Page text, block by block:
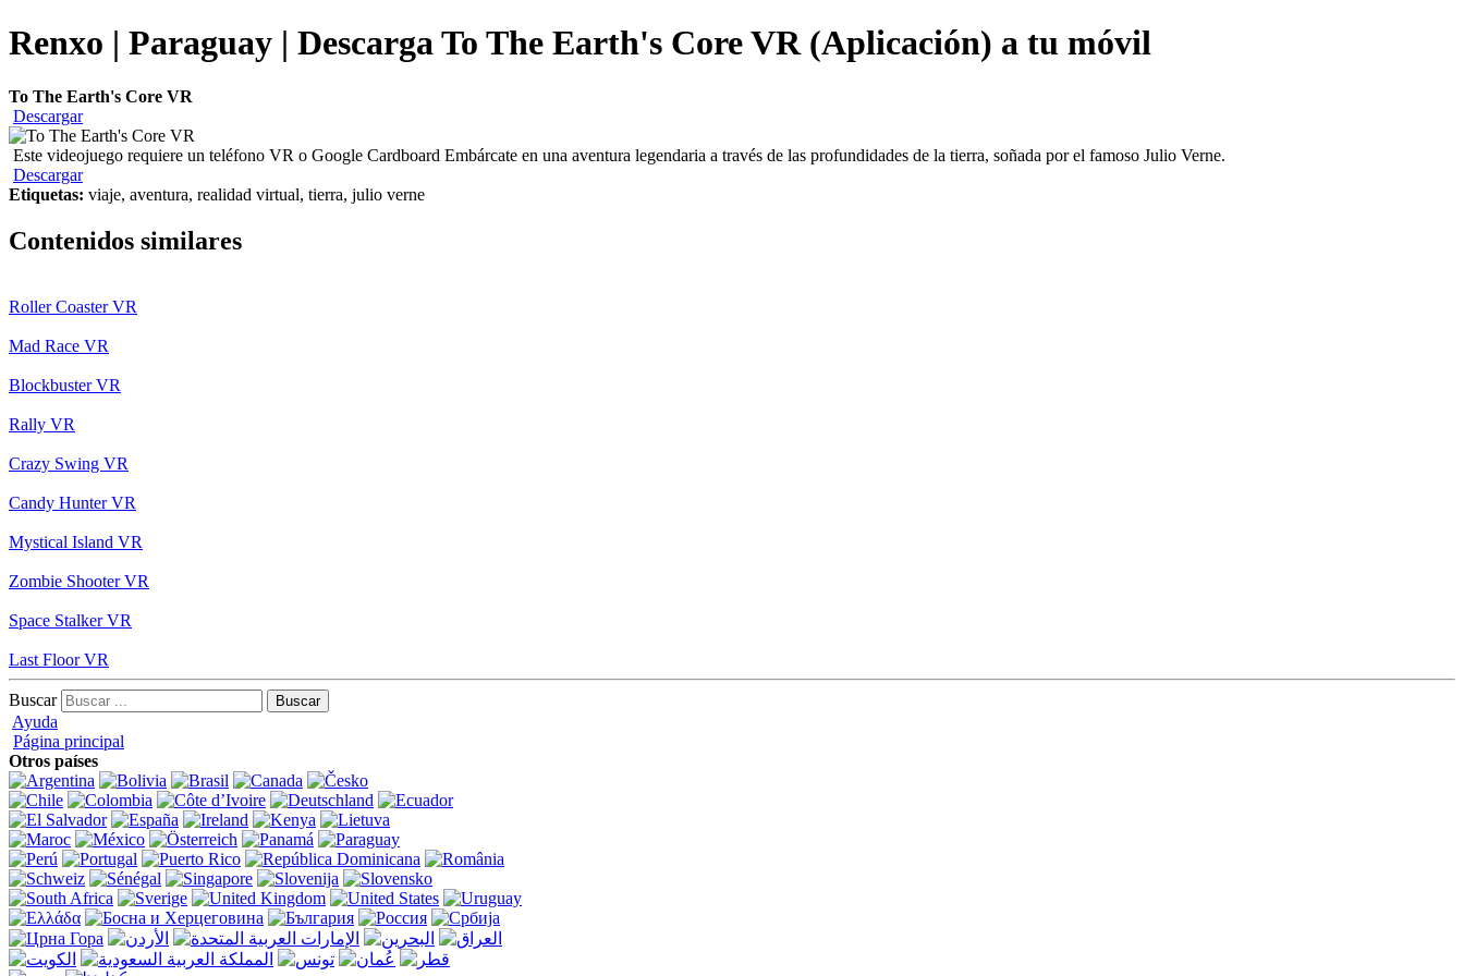
Renxo | Paraguay | Descarga To The Earth's Core VR (Aplicación) a tu móvil
To The Earth's Core VR
Descargar
Este videojuego requiere un teléfono VR o Google Cardboard Embárcate en una aventura legendaria a través de las profundidades de la tierra, soñada por el famoso Julio Verne.
Descargar
Etiquetas: viaje, aventura, realidad virtual, tierra, julio verne
Contenidos similares
Roller Coaster VR
Mad Race VR
Blockbuster VR
Rally VR
Crazy Swing VR
Candy Hunter VR
Mystical Island VR
Zombie Shooter VR
Space Stalker VR
Last Floor VR
Buscar
Ayuda
Página principal
Otros países